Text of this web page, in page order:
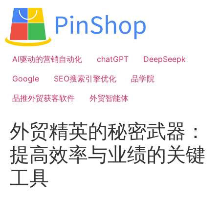
容
AI驱动的营销自动化
chatGPT
DeepSeepk
Google
SEO搜索引擎优化
品学院
品推外贸获客软件
外贸智能体
外贸精英的秘密武器：
提高效率与业绩的关键
工具